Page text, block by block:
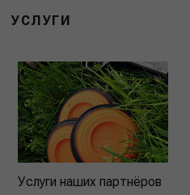
УСЛУГИ
Услуги наших партнёров